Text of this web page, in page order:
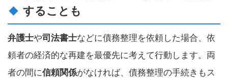
することも
弁護士や司法書士などに債務整理を依頼した場合、依
頼者の経済的な再建を最優先に考えて行動します。両
者の間に信頼関係がなければ、債務整理の手続きもス